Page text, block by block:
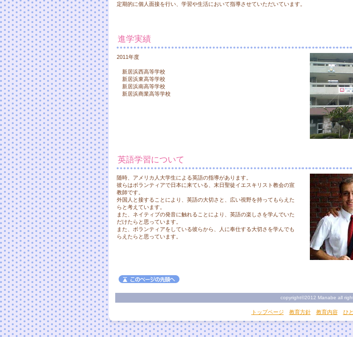
定期的に個人面接を行い、学習や生活において指導させていただいています。
進学実績
2011年度
新居浜西高等学校
新居浜東高等学校
新居浜南高等学校
新居浜商業高等学校
英語学習について
随時、アメリカ人大学生による英語の指導があります。
彼らはボランティアで日本に来ている、末日聖徒イエスキリスト教会の宣
教師です。
外国人と接することにより、英語の大切さと、広い視野を持ってもらえた
らと考えています。
また、ネイティブの発音に触れることにより、英語の楽しさを学んでいた
だけたらと思っています。
また、ボランティアをしている彼らから、人に奉仕する大切さを学んでも
らえたらと思っています。
copyright©2012 Manabe all
トップページ 教育方針 教育内容 ひ